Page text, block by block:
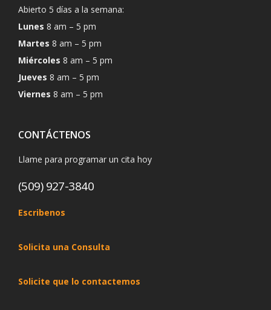
Abierto 5 días a la semana:
Lunes 8 am – 5 pm
Martes 8 am – 5 pm
Miércoles 8 am – 5 pm
Jueves 8 am – 5 pm
Viernes 8 am – 5 pm
CONTÁCTENOS
Llame para programar un cita hoy
(509) 927-3840
Escribenos
Solicita una Consulta
Solicite que lo contactemos